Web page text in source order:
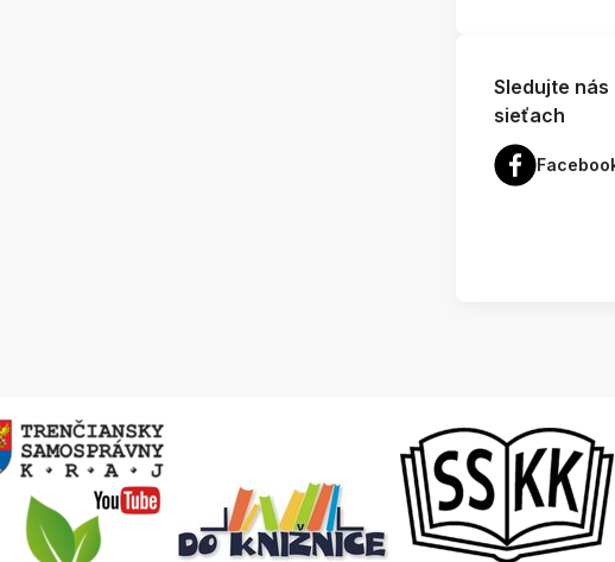
Sledujte
sieťach